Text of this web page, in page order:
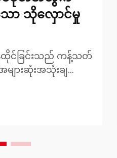
ော သိုလှောင်မှု
ထိုင်ခြင်းသည် ကန့်သတ်
ျားဆုံးအသုံးချ
နေရာအနီးတွင်